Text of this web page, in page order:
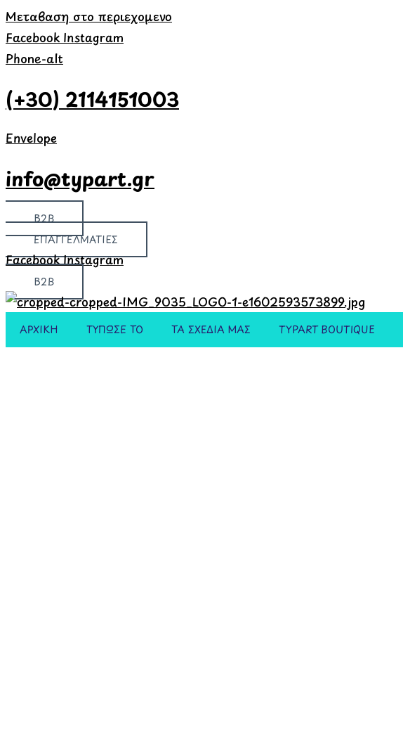
Μετάβαση στο περιεχόμενο
Facebook Instagram
Phone-alt
(+30) 2114151003
Envelope
info@typart.gr
B2B
ΕΠΑΓΓΕΛΜΑΤΙΕΣ
FacebookInstagram
B2B
ΑΡΧΙΚΗ ΤΥΠΩΣΕ ΤΟ ΤΑ ΣΧΕΔΙΑ ΜΑΣ TYPART BOUTIQUE